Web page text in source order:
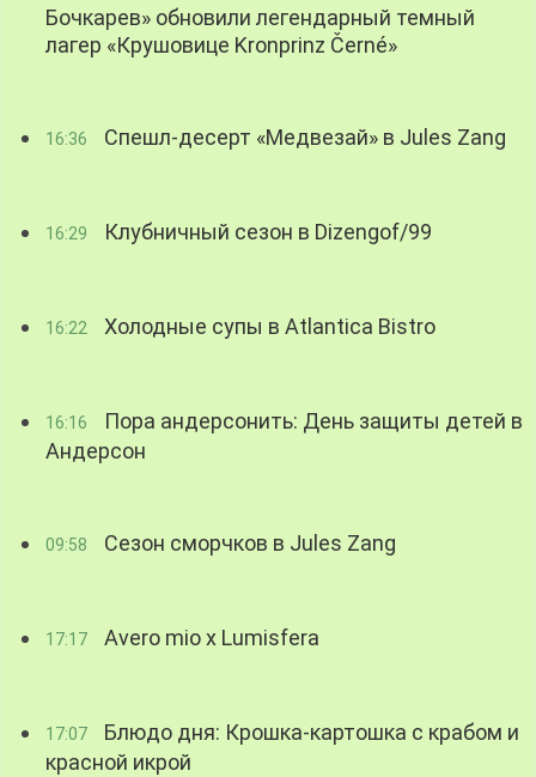
Бочкарев» обновили легендарный темный
лагер «Крушовице Kronprinz Černé»
16:36 Спешл-десерт «Медвезай» в Jules Zang
16:29 Клубничный сезон в Dizengof/99
16:22 Холодные супы в Atlantica Bistro
16:16
Пора андерсонить: День защиты детей в
Андерсон
09:58 Сезон сморчков в Jules Zang
17:17 Avero mio x Lumisfera
17:07
Блюдо дня: Крошка-картошка с крабом и
красной икрой